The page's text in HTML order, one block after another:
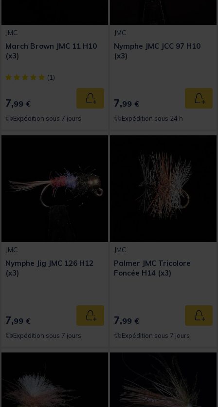
JMC
March Brown JMC 11 H10
(x3)
[object Object] out of 5 Customer Rating
(1)
7,99 € Ajouter au panier
Expédition sous 7 jours
JMC
Nymphe JMC JCC 97 H10
(x3)
7,99 €
Expédition sous 24 h
JMC
Nymphe Jig JMC 126 H12
(x3)
7,99 € Ajouter au panier
Expédition sous 7 jours
JMC
Palmer JMC Tricolore
Foncée H14 (x3)
7,99 €
Expédition sous 7 jours